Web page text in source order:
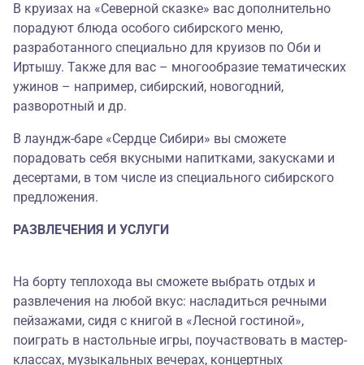
В круизах на «Северной сказке» вас дополнительно
порадуют блюда особого сибирского меню,
разработанного специально для круизов по Оби и
Иртышу. Также для вас – многообразие тематических
ужинов – например, сибирский, новогодний,
разворотный и др.
В лаундж-баре «Сердце Сибири» вы сможете
порадовать себя вкусными напитками, закусками и
десертами, в том числе из специального сибирского
предложения.
РАЗВЛЕЧЕНИЯ И УСЛУГИ
На борту теплохода вы сможете выбрать отдых и
развлечения на любой вкус: насладиться речными
пейзажами, сидя с книгой в «Лесной гостиной»,
поиграть в настольные игры, поучаствовать в мастер-
классах, музыкальных вечерах, концертных